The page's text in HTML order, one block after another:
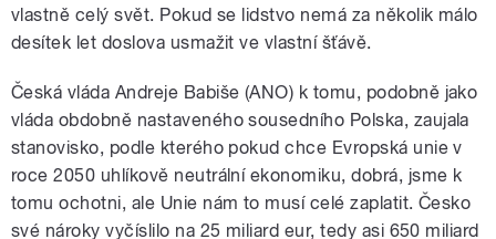
vlastně celý svět. Pokud se lidstvo nemá za několik málo
desítek let doslova usmažit ve vlastní šťávě.
Česká vláda Andreje Babiše (ANO) k tomu, podobně jako
vláda obdobně nastaveného sousedního Polska, zaujala
stanovisko, podle kterého pokud chce Evropská unie v
roce 2050 uhlíkově neutrální ekonomiku, dobrá, jsme k
tomu ochotni, ale Unie nám to musí celé zaplatit. Česko
své nároky vyčíslilo na 25 miliard eur, tedy asi 650 miliard